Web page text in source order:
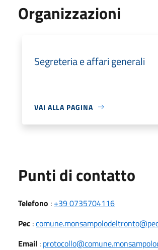
Organizzazioni
Segreteria e affari generali
VAI ALLA PAGINA
Punti di contatto
Telefono : +39 0735704116
Pec :
Email :